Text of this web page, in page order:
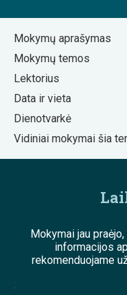
Mokymų aprašymas
Mokymų temos
Lektorius
Data ir vieta
Dienotvarkė
Vidiniai mokymai šia
Mokymai jau
informacijos
rekomenduojame
;